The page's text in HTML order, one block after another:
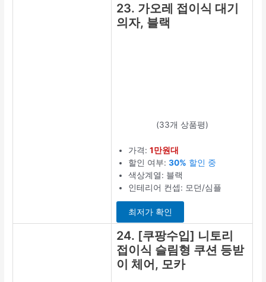
23. 가오레 접이식 대기
의자, 블랙
(33개 상품평)
가격:1만원대
할인 여부:30% 할인 중
색상계열: 블랙
인테리어 컨셉: 모던/심플
최저가 확인
24. [쿠팡수입] 니토리
접이식 슬림형 쿠션 등받
이 체어, 모카